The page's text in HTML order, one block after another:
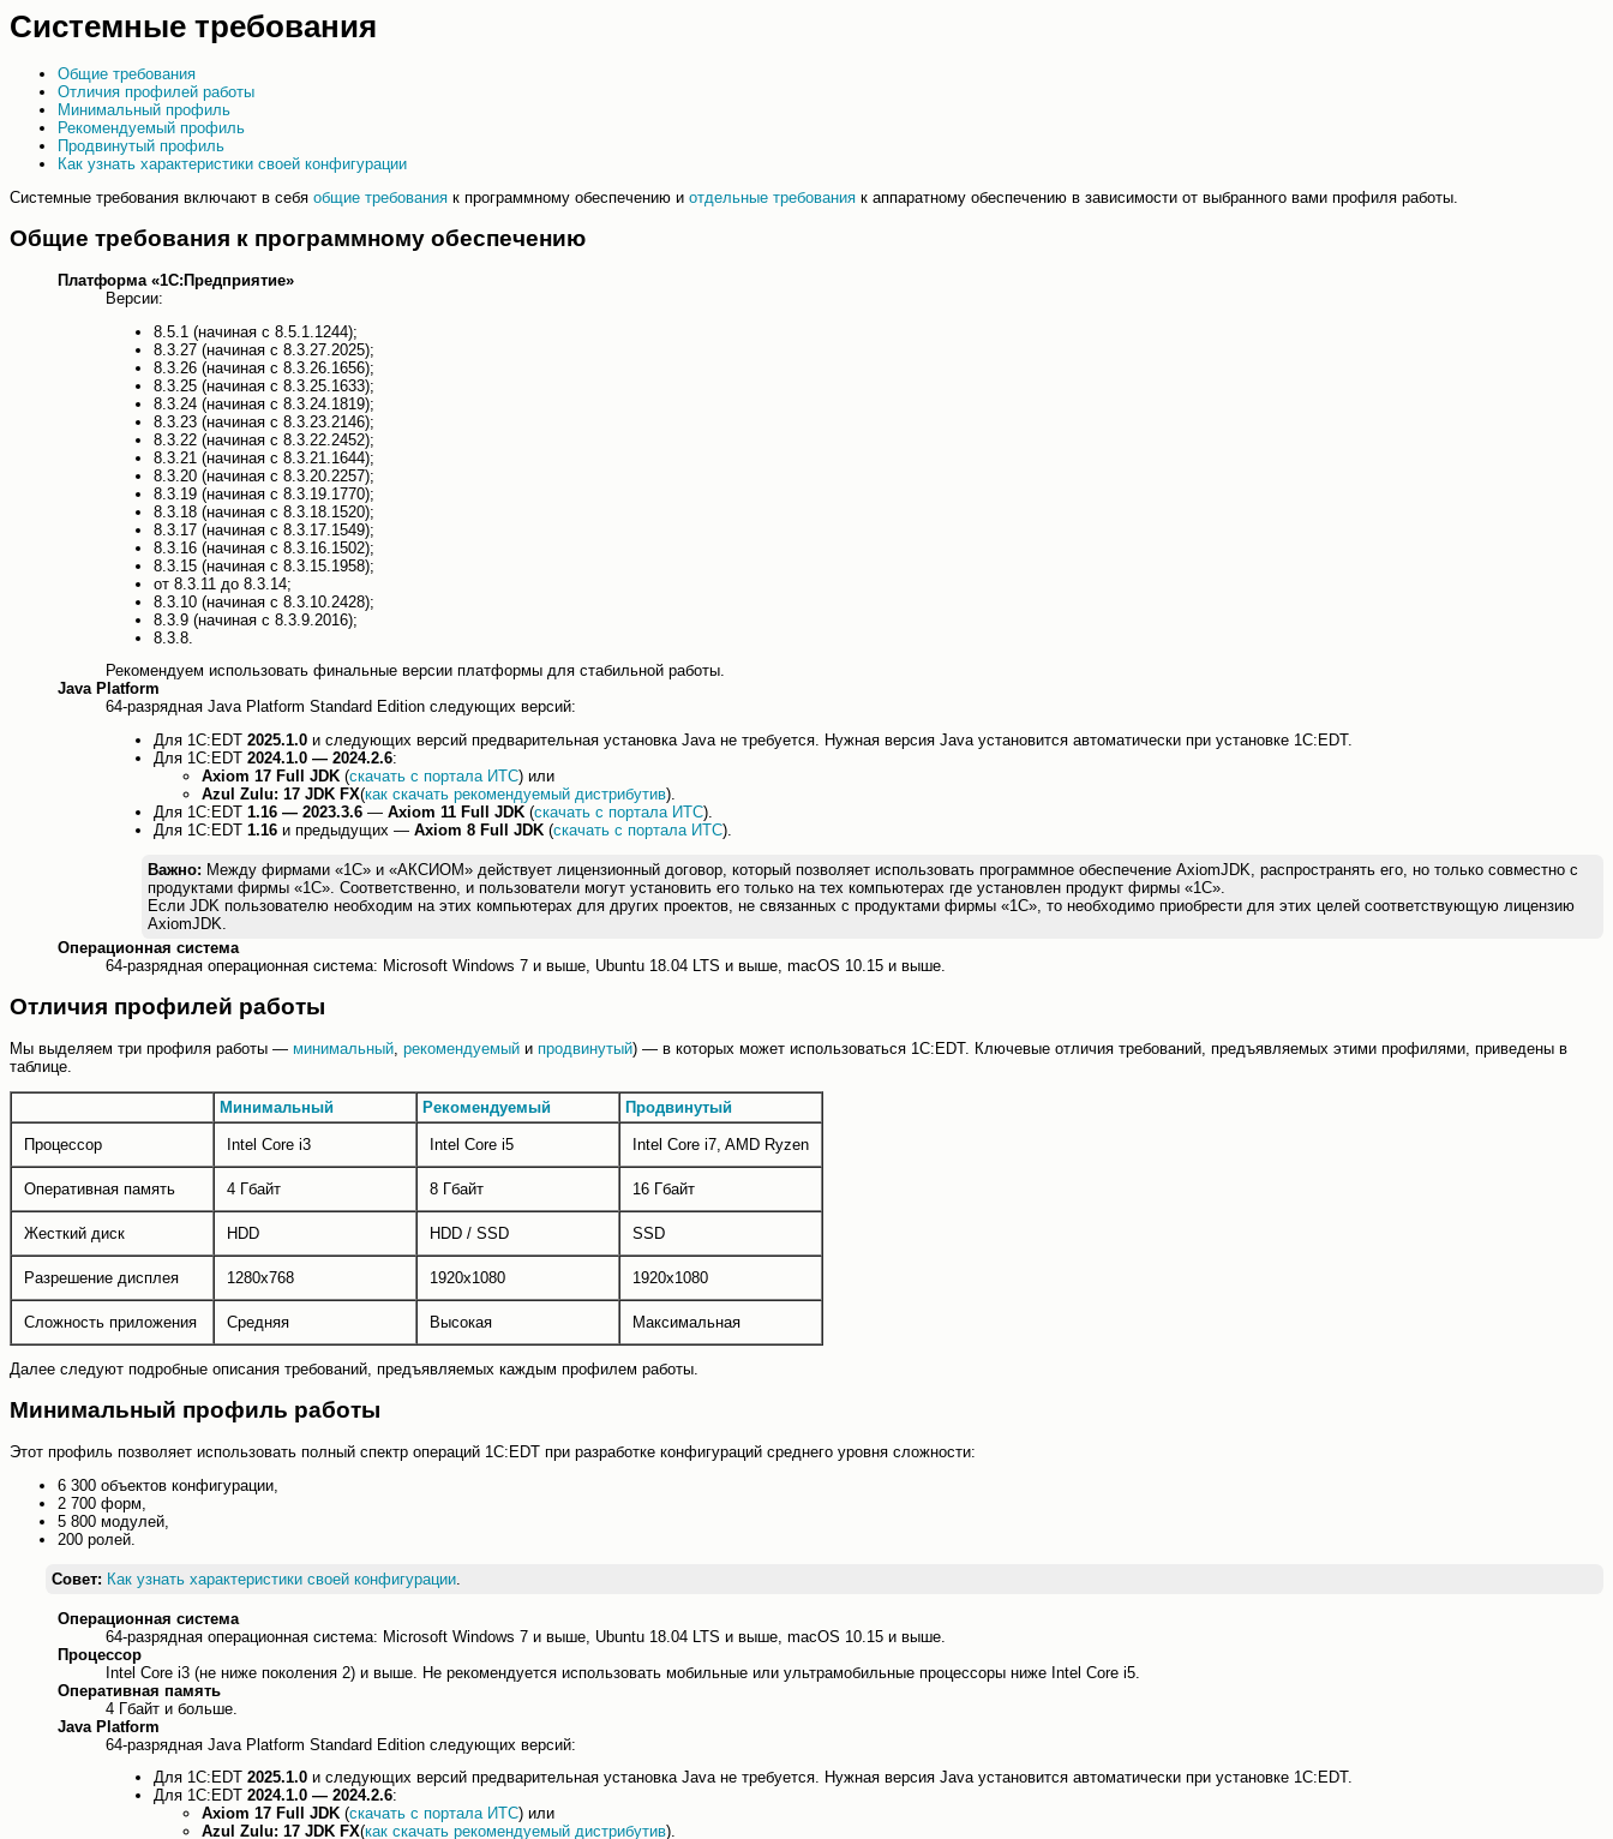
Системные требования
Общие требования
Отличия профилей работы
Минимальный профиль
Рекомендуемый профиль
Продвинутый профиль
Как узнать характеристики своей конфигурации
Системные требования включают в себя общие требования к программному обеспечению и отдельные требования к аппаратному обеспечению в зависимости от выбранного вами профиля работы.
Общие требования к программному обеспечению
Платформа «1С:Предприятие»
Версии:
8.5.1 (начиная с 8.5.1.1244);
8.3.27 (начиная с 8.3.27.2025);
8.3.26 (начиная с 8.3.26.1656);
8.3.25 (начиная с 8.3.25.1633);
8.3.24 (начиная с 8.3.24.1819);
8.3.23 (начиная с 8.3.23.2146);
8.3.22 (начиная с 8.3.22.2452);
8.3.21 (начиная с 8.3.21.1644);
8.3.20 (начиная с 8.3.20.2257);
8.3.19 (начиная с 8.3.19.1770);
8.3.18 (начиная с 8.3.18.1520);
8.3.17 (начиная с 8.3.17.1549);
8.3.16 (начиная с 8.3.16.1502);
8.3.15 (начиная с 8.3.15.1958);
от 8.3.11 до 8.3.14;
8.3.10 (начиная с 8.3.10.2428);
8.3.9 (начиная с 8.3.9.2016);
8.3.8.
Рекомендуем использовать финальные версии платформы для стабильной работы.
Java Platform
64-разрядная Java Platform Standard Edition следующих версий:
Для 1С:EDT 2025.1.0 и следующих версий предварительная установка Java не требуется. Нужная версия Java установится автоматически при установке 1С:EDT.
Для 1С:EDT 2024.1.0 — 2024.2.6:
Axiom 17 Full JDK (скачать с портала ИТС) или
Azul Zulu: 17 JDK FX(как скачать рекомендуемый дистрибутив).
Для 1С:EDT 1.16 — 2023.3.6 — Axiom 11 Full JDK (скачать с портала ИТС).
Для 1С:EDT 1.16 и предыдущих — Axiom 8 Full JDK (скачать с портала ИТС).
Важно: Между фирмами «1С» и «АКСИОМ» действует лицензионный договор, который позволяет использовать программное обеспечение AxiomJDK, распространять его, но только совместно с
продуктами фирмы «1С». Соответственно, и пользователи могут установить его только на тех компьютерах где установлен продукт фирмы «1С».
Если JDK пользователю необходим на этих компьютерах для других проектов, не связанных с продуктами фирмы «1С», то необходимо приобрести для этих целей соответствующую лицензию
AxiomJDK.
Операционная система
64-разрядная операционная система: Microsoft Windows 7 и выше, Ubuntu 18.04 LTS и выше, macOS 10.15 и выше.
Отличия профилей работы
Мы выделяем три профиля работы — минимальный рекомендуемый и продвинутый) — в которых может использоваться 1C:EDT. Ключевые отличия требований, предъявляемых этими профилями, приведены в
таблице.
Минимальный Рекомендуемый Продвинутый
Процессор Intel Core i3 Intel Core i5 Intel Core i7, AMD Ryzen
Оперативная память 4 Гбайт 8 Гбайт 16 Гбайт
Жесткий диск HDD HDD / SSD SSD
Разрешение дисплея 1280x768 1920x1080 1920x1080
Сложность приложения Средняя Высокая Максимальная
Далее следуют подробные описания требований, предъявляемых каждым профилем работы.
Минимальный профиль работы
Этот профиль позволяет использовать полный спектр операций 1C:EDT при разработке конфигураций среднего уровня сложности:
6 300 объектов конфигурации,
2 700 форм,
5 800 модулей,
200 ролей.
Совет: Как узнать характеристики своей конфигурации
Операционная система
64-разрядная операционная система: Microsoft Windows 7 и выше, Ubuntu 18.04 LTS и выше, macOS 10.15 и выше.
Процессор
Intel Core i3 (не ниже поколения 2) и выше. Не рекомендуется использовать мобильные или ультрамобильные процессоры ниже Intel Core i5.
Оперативная память
4 Гбайт и больше.
Java Platform
64-разрядная Java Platform Standard Edition следующих версий:
Для 1С:EDT 2025.1.0 и следующих версий предварительная установка Java не требуется. Нужная версия Java установится автоматически при установке 1С:EDT.
Для 1С:EDT 2024.1.0 — 2024.2.6:
Axiom 17 Full JDK (скачать с портала ИТС) или
Azul Zulu: 17 JDK FX(как скачать рекомендуемый дистрибутив).